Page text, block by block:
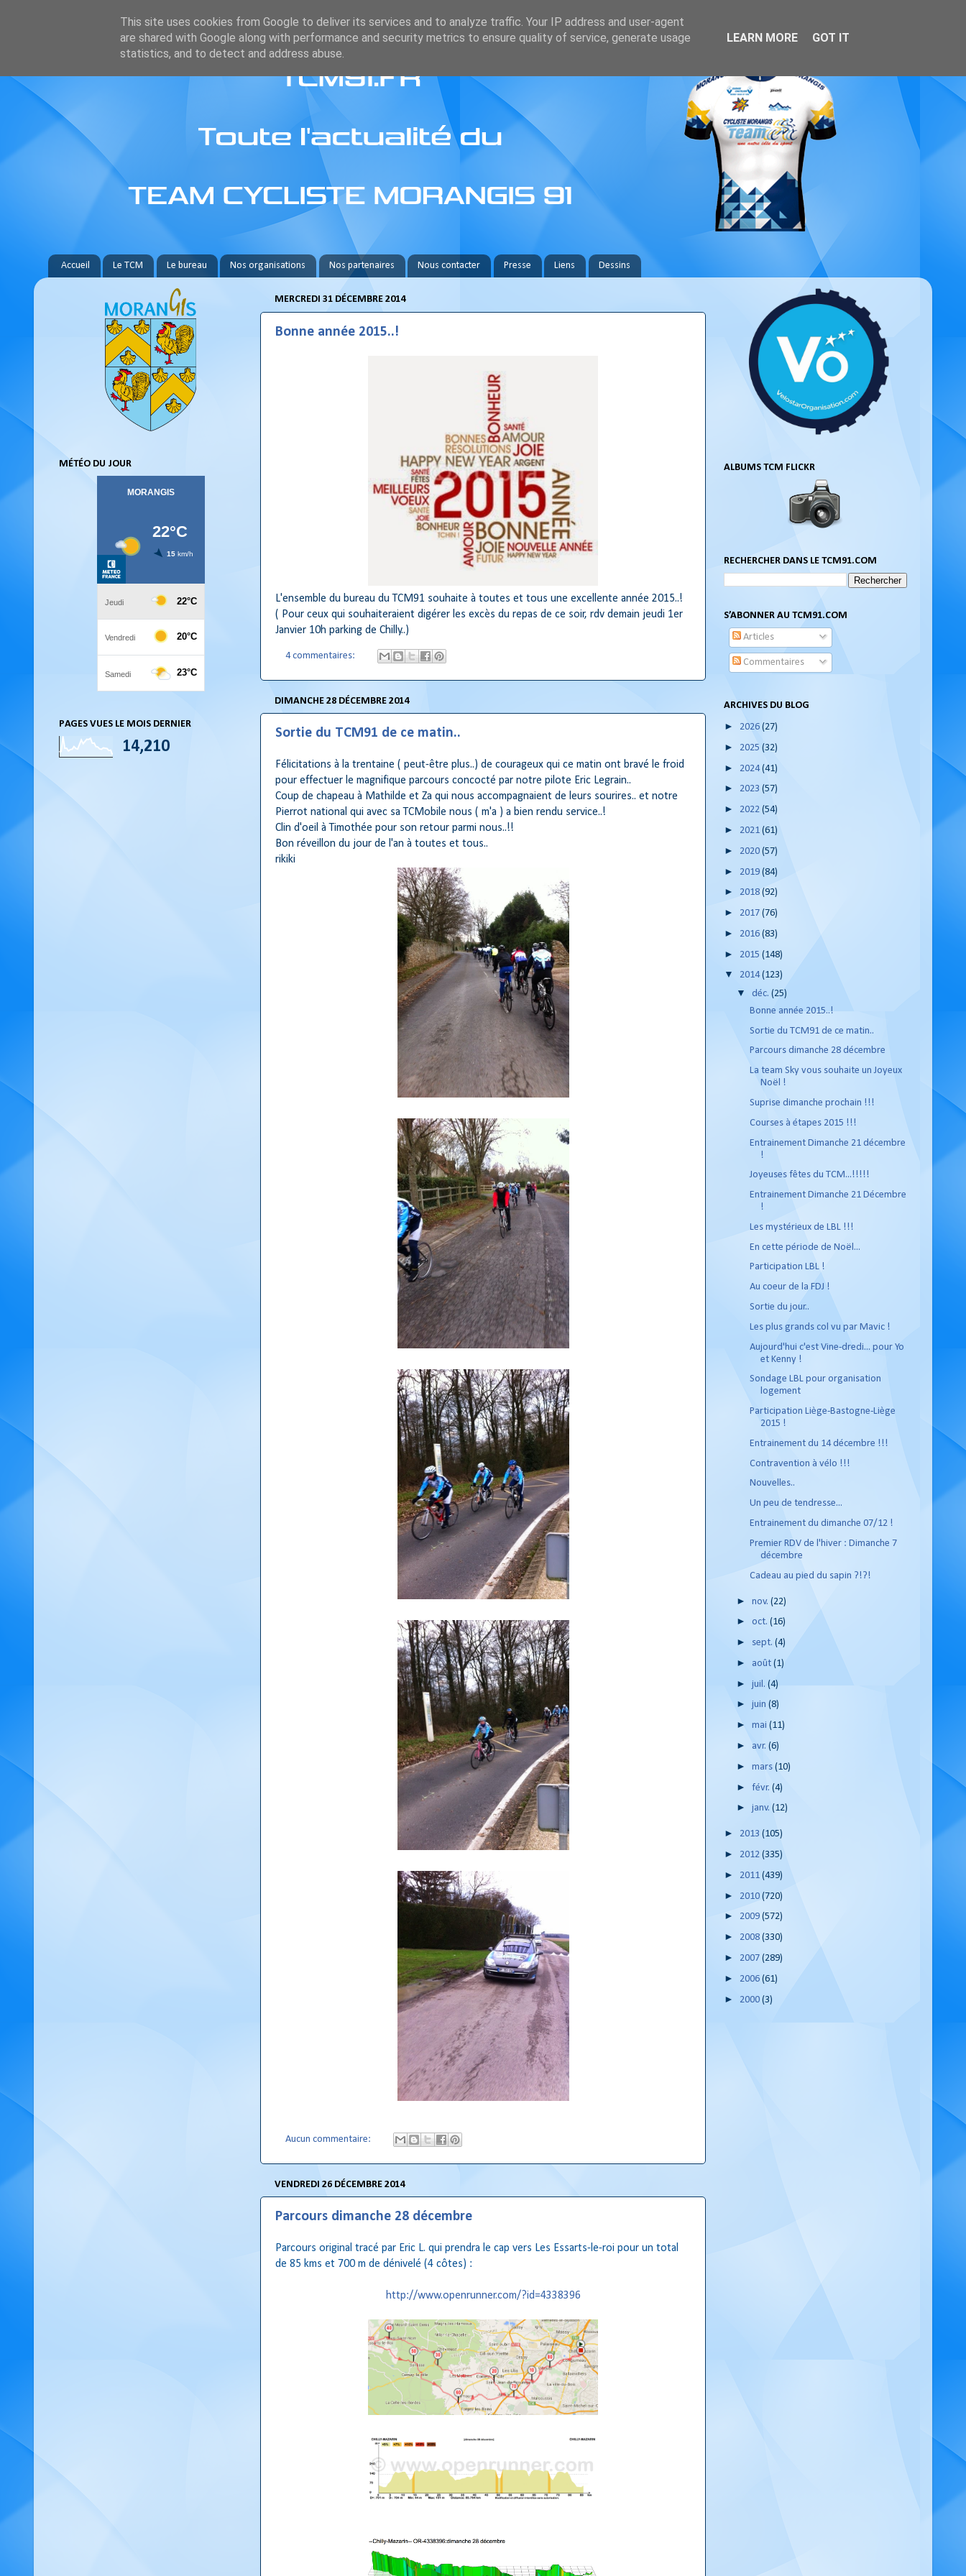
Accueil Le TCM Le bureau Nos organisations Nos partenaires Nous contacter Presse Liens Dessins
MERCREDI 31 DÉCEMBRE 2014
Bonne année 2015..!
L'ensemble du bureau du TCM91 souhaite à toutes et tous une excellente année 2015..!
( Pour ceux qui souhaiteraient digérer les excès du repas de ce soir, rdv demain jeudi 1er
Janvier 10h parking de Chilly..)
4 commentaires:
DIMANCHE 28 DÉCEMBRE 2014
Sortie du TCM91 de ce matin..
Félicitations à la trentaine ( peut-être plus..) de courageux qui ce matin ont bravé le froid
pour effectuer le magnifique parcours concocté par notre pilote Eric Legrain..
Coup de chapeau à Mathilde et Za qui nous accompagnaient de leurs sourires.. et notre
Pierrot national qui avec sa TCMobile nous ( m'a ) a bien rendu service..!
Clin d'oeil à Timothée pour son retour parmi nous..!!
Bon réveillon du jour de l'an à toutes et tous..
rikiki
Aucun commentaire:
VENDREDI 26 DÉCEMBRE 2014
Parcours dimanche 28 décembre
Parcours original tracé par Eric L. qui prendra le cap vers Les Essarts-le-roi pour un total
de 85 kms et 700 m de dénivelé (4 côtes) :
http://www.openrunner.com/?id=4338396
MÉTÉO DU JOUR
PAGES VUES LE MOIS DERNIER
14,210
ALBUMS TCM FLICKR
RECHERCHER DANS LE TCM91.COM
S’ABONNER AU TCM91.COM
Articles
Commentaires
ARCHIVES DU BLOG
► 2026 (27)
► 2025 (32)
► 2024(41)
► 2023 (57)
► 2022 (54)
► 2021 (61)
► 2020 (57)
► 2019 (84)
► 2018 (92)
► 2017 (76)
► 2016 (83)
► 2015 (148)
▼ 2014(123)
▼déc.(25)
Bonne année 2015..!
Sortie du TCM91 de ce matin..
Parcours dimanche 28 décembre
La team Sky vous souhaite un Joyeux
Noël !
Suprise dimanche prochain !!!
Courses à étapes 2015 !!!
Entrainement Dimanche 21 décembre
!
Joyeuses fêtes du TCM...!!!!!
Entrainement Dimanche 21 Décembre
!
Les mystérieux de LBL !!!
En cette période de Noël...
Participation LBL !
Au coeur de la FDJ !
Sortie du jour..
Les plus grands col vu par Mavic !
Aujourd'hui c'est Vine-dredi... pour Yo
et Kenny !
Sondage LBL pour organisation
logement
Participation Liège-Bastogne-Liège
2015 !
Entrainement du 14 décembre !!!
Contravention à vélo !!!
Nouvelles..
Un peu de tendresse...
Entrainement du dimanche 07/12 !
Premier RDV de l'hiver : Dimanche 7
décembre
Cadeau au pied du sapin ?!?!
►nov.(22)
►oct.(16)
► sept.(4)
► août(1)
►juil.(4)
►juin(8)
►mai(11)
► avr.(6)
►mars(10)
►févr.(4)
►janv.(12)
► 2013 (105)
► 2012 (335)
► 2011 (439)
► 2010 (720)
► 2009 (572)
► 2008 (330)
► 2007 (289)
► 2006 (61)
► 2000 (3)
This site uses cookies from Google to deliver its services and to analyze traffic. Your IP address and user-agent
are shared with Google along with performance and security metrics to ensure quality of service, generate usage
statistics, and to detect and address abuse.
LEARN MORE GOT IT